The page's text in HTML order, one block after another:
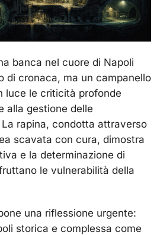
banca nel cuore di Napoli
di cronaca, ma un campanello
luce le criticità profonde
alla gestione delle
rapina, condotta attraverso
scavata con cura, dimostra
e la determinazione di
le vulnerabilità della
una riflessione urgente:
storica e complessa come